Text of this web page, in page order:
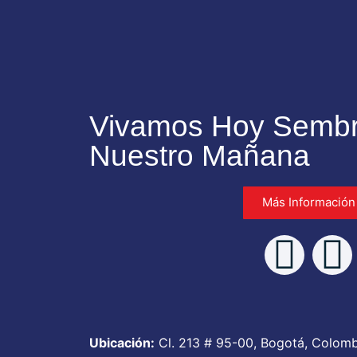
Vivamos Hoy
Nuestro Mañana
Más Información
Ubicación: Cl. 213 # 95-00, Bogotá,